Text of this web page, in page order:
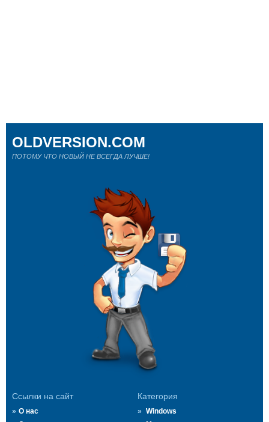
Ссылки на сайт
О нас
Категория
Windows
OLDVERSION.COM
ПОТОМУ ЧТО НОВЫЙ НЕ ВСЕГДА ЛУЧШЕ!